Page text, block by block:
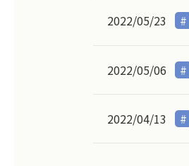
2022/05/23
2022/05/06
2022/04/13